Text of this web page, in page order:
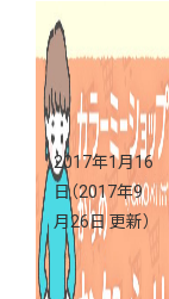
2017年1月16
日（2017年9
月26日 更新）